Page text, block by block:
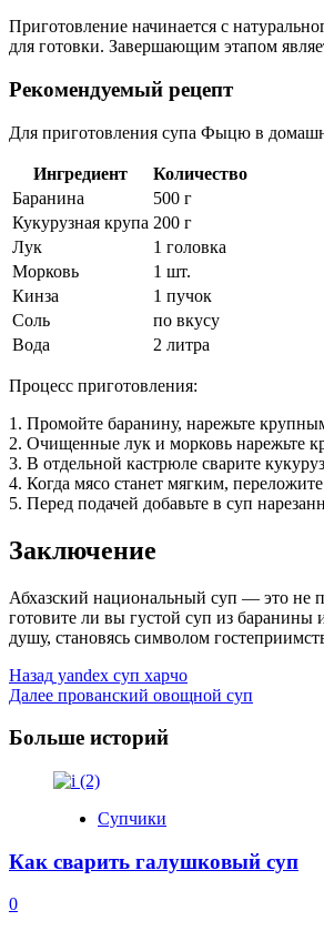
Приготовление начинается с
для готовки. Завершающим этапом
Рекомендуемый рецепт
Для приготовления супа Фыцю в
Ингредиент
Количество
Баранина
500 г
Кукурузная крупа 200 г
Лук
1 головка
Морковь
1 шт.
Кинза
1 пучок
Соль
по вкусу
Вода
2 литра
Процесс приготовления:
1. Промойте баранину, нарежьте
2. Очищенные лук и морковь нарежьте
3. В отдельной кастрюле сварите
4. Когда мясо станет мягким,
5. Перед подачей добавьте в суп
Заключение
Абхазский национальный суп — это не
готовите ли вы густой суп из баранины
душу, становясь символом
Post
Navigation
Назад yandex суп харчо
Далее прованский овощной суп
Больше историй
Супчики
Как сварить галушковый суп
0